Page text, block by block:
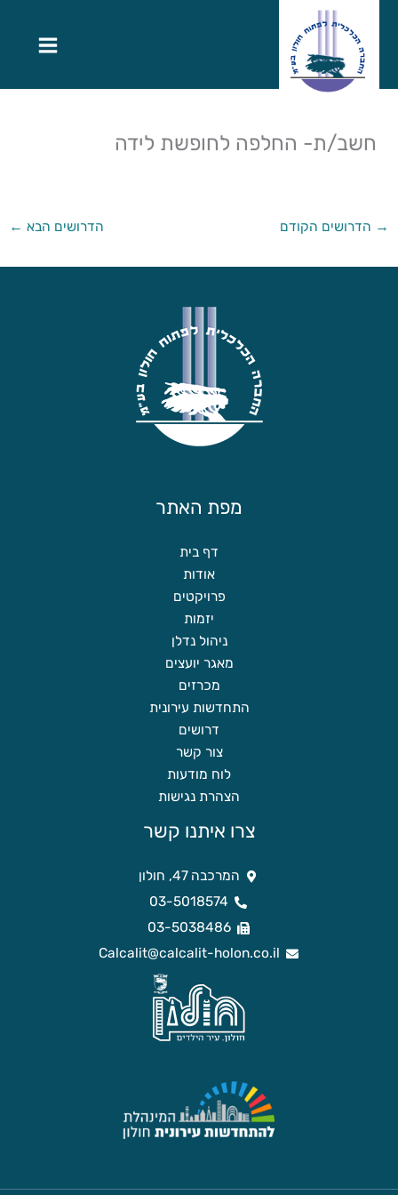
חשב/ת- החלפה לחופשת לידה
→ הדרושים הקודם הדרושים הבא ←
מפת האתר
דף בית
אודות
פרויקטים
יזמות
ניהול נדלן
מאגר יועצים
מכרזים
התחדשות עירונית
דרושים
צור קשר
לוח מודעות
הצהרת נגישות
צרו איתנו קשר
המרכבה 47, חולון
03-5018574
03-5038486
Calcalit@calcalit-holon.co.il